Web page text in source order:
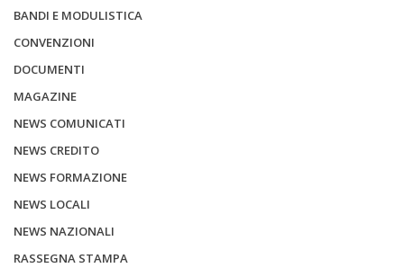
BANDI E MODULISTICA
CONVENZIONI
DOCUMENTI
MAGAZINE
NEWS COMUNICATI
NEWS CREDITO
NEWS FORMAZIONE
NEWS LOCALI
NEWS NAZIONALI
RASSEGNA STAMPA